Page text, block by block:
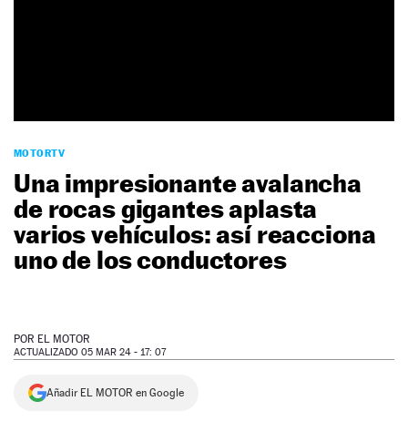
MOTORTV
Una impresionante avalancha
de rocas gigantes aplasta
varios vehículos: así reacciona
uno de los conductores
POR EL MOTOR
ACTUALIZADO 05 MAR 24 - 17: 07
Añadir EL MOTOR en Google